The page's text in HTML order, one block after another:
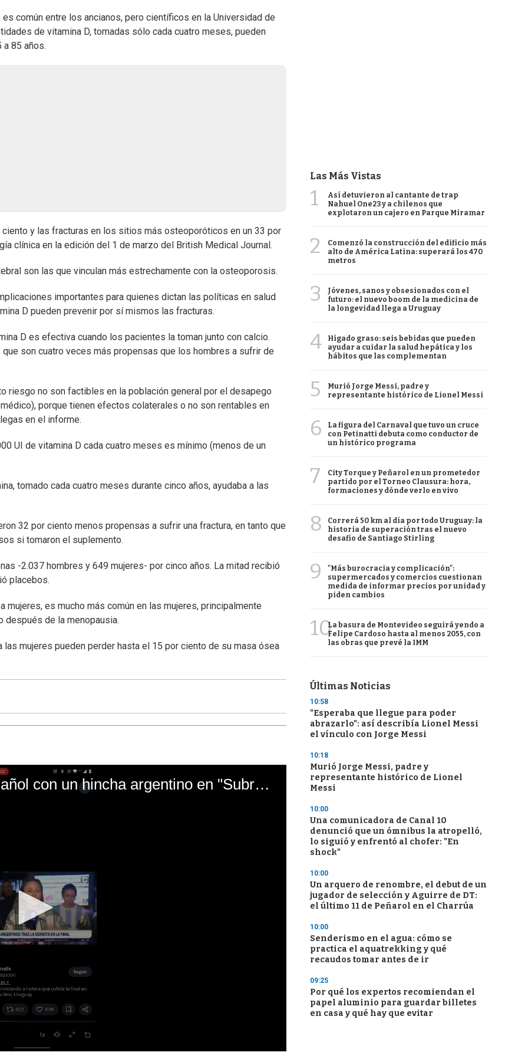
común entre los ancianos, pero científicos en la Universidad de
de vitamina D, tomadas sólo cada cuatro meses, pueden
85 años.
y las fracturas en los sitios más osteoporóticos en un 33 por
clínica en la edición del 1 de marzo del British Medical Journal.
son las que vinculan más estrechamente con la osteoporosis.
importantes para quienes dictan las políticas en salud
D pueden prevenir por sí mismos las fracturas.
D es efectiva cuando los pacientes la toman junto con calcio.
son cuatro veces más propensas que los hombres a sufrir de
riesgo no son factibles en la población general por el desapego
porque tienen efectos colaterales o no son rentables en
en el informe.
UI de vitamina D cada cuatro meses es mínimo (menos de un
tomado cada cuatro meses durante cinco años, ayudaba a las
32 por ciento menos propensas a sufrir una fractura, en tanto que
si tomaron el suplemento.
-2.037 hombres y 649 mujeres- por cinco años. La mitad recibió
placebos.
es mucho más común en las mujeres, principalmente
después de la menopausia.
mujeres pueden perder hasta el 15 por ciento de su masa ósea
El mal momento de Yanina Gasañol con un hincha argentino en "Subrayado"
Las Más Vistas
1
Así detuvieron al cantante de trap
Nahuel One23 y a chilenos que
explotaron un cajero en Parque Miramar
2
Comenzó la construcción del edificio más
alto de América Latina: superará los 470
metros
3
Jóvenes, sanos y obsesionados con el
futuro: el nuevo boom de la medicina de
la longevidad llega a Uruguay
4
Hígado graso: seis bebidas que pueden
ayudar a cuidar la salud hepática y los
hábitos que las complementan
5
Murió Jorge Messi, padre y
representante histórico de Lionel Messi
6
La figura del Carnaval que tuvo un cruce
con Petinatti debuta como conductor de
un histórico programa
7
City Torque y Peñarol en un prometedor
partido por el Torneo Clausura: hora,
formaciones y dónde verlo en vivo
8
Correrá 50 km al día por todo Uruguay: la
historia de superación tras el nuevo
desafío de Santiago Stirling
9
"Más burocracia y complicación":
supermercados y comercios cuestionan
medida de informar precios por unidad y
piden cambios
10La basura de Montevideo seguirá yendo a
Felipe Cardoso hasta al menos 2055, con
las obras que prevé la IMM
Últimas Noticias
10:58
"Esperaba que llegue para poder
abrazarlo": así describía Lionel Messi
el vínculo con Jorge Messi
10:18
Murió Jorge Messi, padre y
representante histórico de Lionel
Messi
10:00
Una comunicadora de Canal 10
denunció que un ómnibus la atropelló,
lo siguió y enfrentó al chofer: "En
shock"
10:00
Un arquero de renombre, el debut de un
jugador de selección y Aguirre de DT:
el último 11 de Peñarol en el Charrúa
10:00
Senderismo en el agua: cómo se
practica el aquatrekking y qué
recaudos tomar antes de ir
09:25
Por qué los expertos recomiendan el
papel aluminio para guardar billetes
en casa y qué hay que evitar